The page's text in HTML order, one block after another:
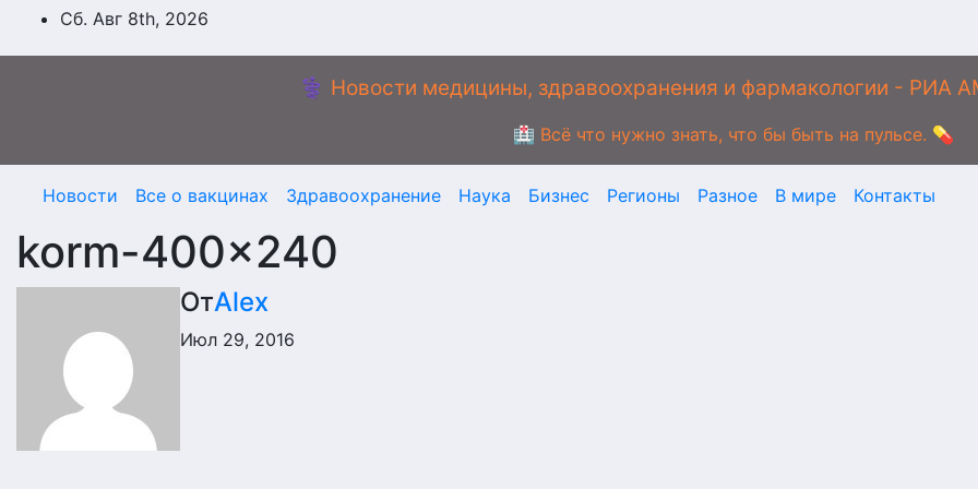
ПерейтиСб. Авг 8th, 2026
⚕️ Новости медицины, здравоохранения и фармакологии -
🏥 Всё что нужно знать, что бы быть на пульсе. 💊
Новости Все о вакцинах Здравоохранение Наука Бизнес Регионы Разное В мире Контакты
korm-400×240
ОтAlex
Июл 29, 2016